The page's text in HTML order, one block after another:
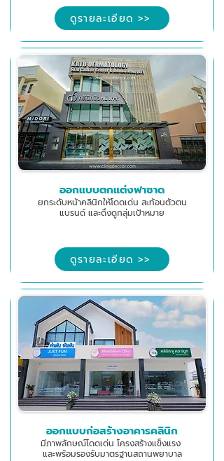
ดูรายละเอียด >>
ออกแบบตกแต่งฟาซาด
ยกระดับหน้าคลินิกให้โดดเด่น สะท้อนตัวตน
แบรนด์ และดึงดูกลุ่มเป้าหมาย
ดูรายละเอียด >>
ออกแบบก่อสร้างอาคารคลินิก
มีภาพลักษณ์โดดเด่น โครงสร้างแข็งแรง
และพร้อมรองรับมาตรฐานสถานพยาบาล